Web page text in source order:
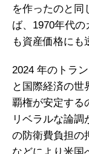
を作ったのと同
ば、1970年代
も資産価格にも
2024 年のトラ
と国際経済の世
覇権が安定する
リベラルな論
の防衛費負担の